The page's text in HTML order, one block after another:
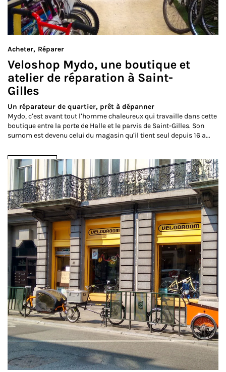
Acheter Réparer
Veloshop Mydo, une boutique et
atelier de réparation à Saint-
Gilles
Un réparateur de quartier, prêt à dépanner
Mydo, c’est avant tout l’homme chaleureux qui travaille dans cette
boutique entre la porte de Halle et le parvis de Saint-Gilles. Son
surnom est devenu celui du magasin qu’il tient seul depuis 16 a...
Lire la suite